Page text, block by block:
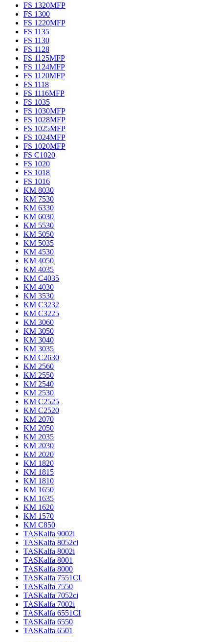
FS 1320MFP
FS 1300
FS 1220MFP
FS 1135
FS 1130
FS 1128
FS 1125MFP
FS 1124MFP
FS 1120MFP
FS 1118
FS 1116MFP
FS 1035
FS 1030MFP
FS 1028MFP
FS 1025MFP
FS 1024MFP
FS 1020MFP
FS C1020
FS 1020
FS 1018
FS 1016
KM 8030
KM 7530
KM 6330
KM 6030
KM 5530
KM 5050
KM 5035
KM 4530
KM 4050
KM 4035
KM C4035
KM 4030
KM 3530
KM C3232
KM C3225
KM 3060
KM 3050
KM 3040
KM 3035
KM C2630
KM 2560
KM 2550
KM 2540
KM 2530
KM C2525
KM C2520
KM 2070
KM 2050
KM 2035
KM 2030
KM 2020
KM 1820
KM 1815
KM 1810
KM 1650
KM 1635
KM 1620
KM 1570
KM C850
TASKalfa 9002i
TASKalfa 8052ci
TASKalfa 8002i
TASKalfa 8001
TASKalfa 8000
TASKalfa 7551CI
TASKalfa 7550
TASKalfa 7052ci
TASKalfa 7002i
TASKalfa 6551CI
TASKalfa 6550
TASKalfa 6501